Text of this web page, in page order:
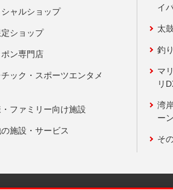
ャルショップ
ショップ
ン専門店
ック・スポーツエンタメ
ファミリー向け施設
施設・サービス
イ
太
釣
マ
リ
湾
ー
そ